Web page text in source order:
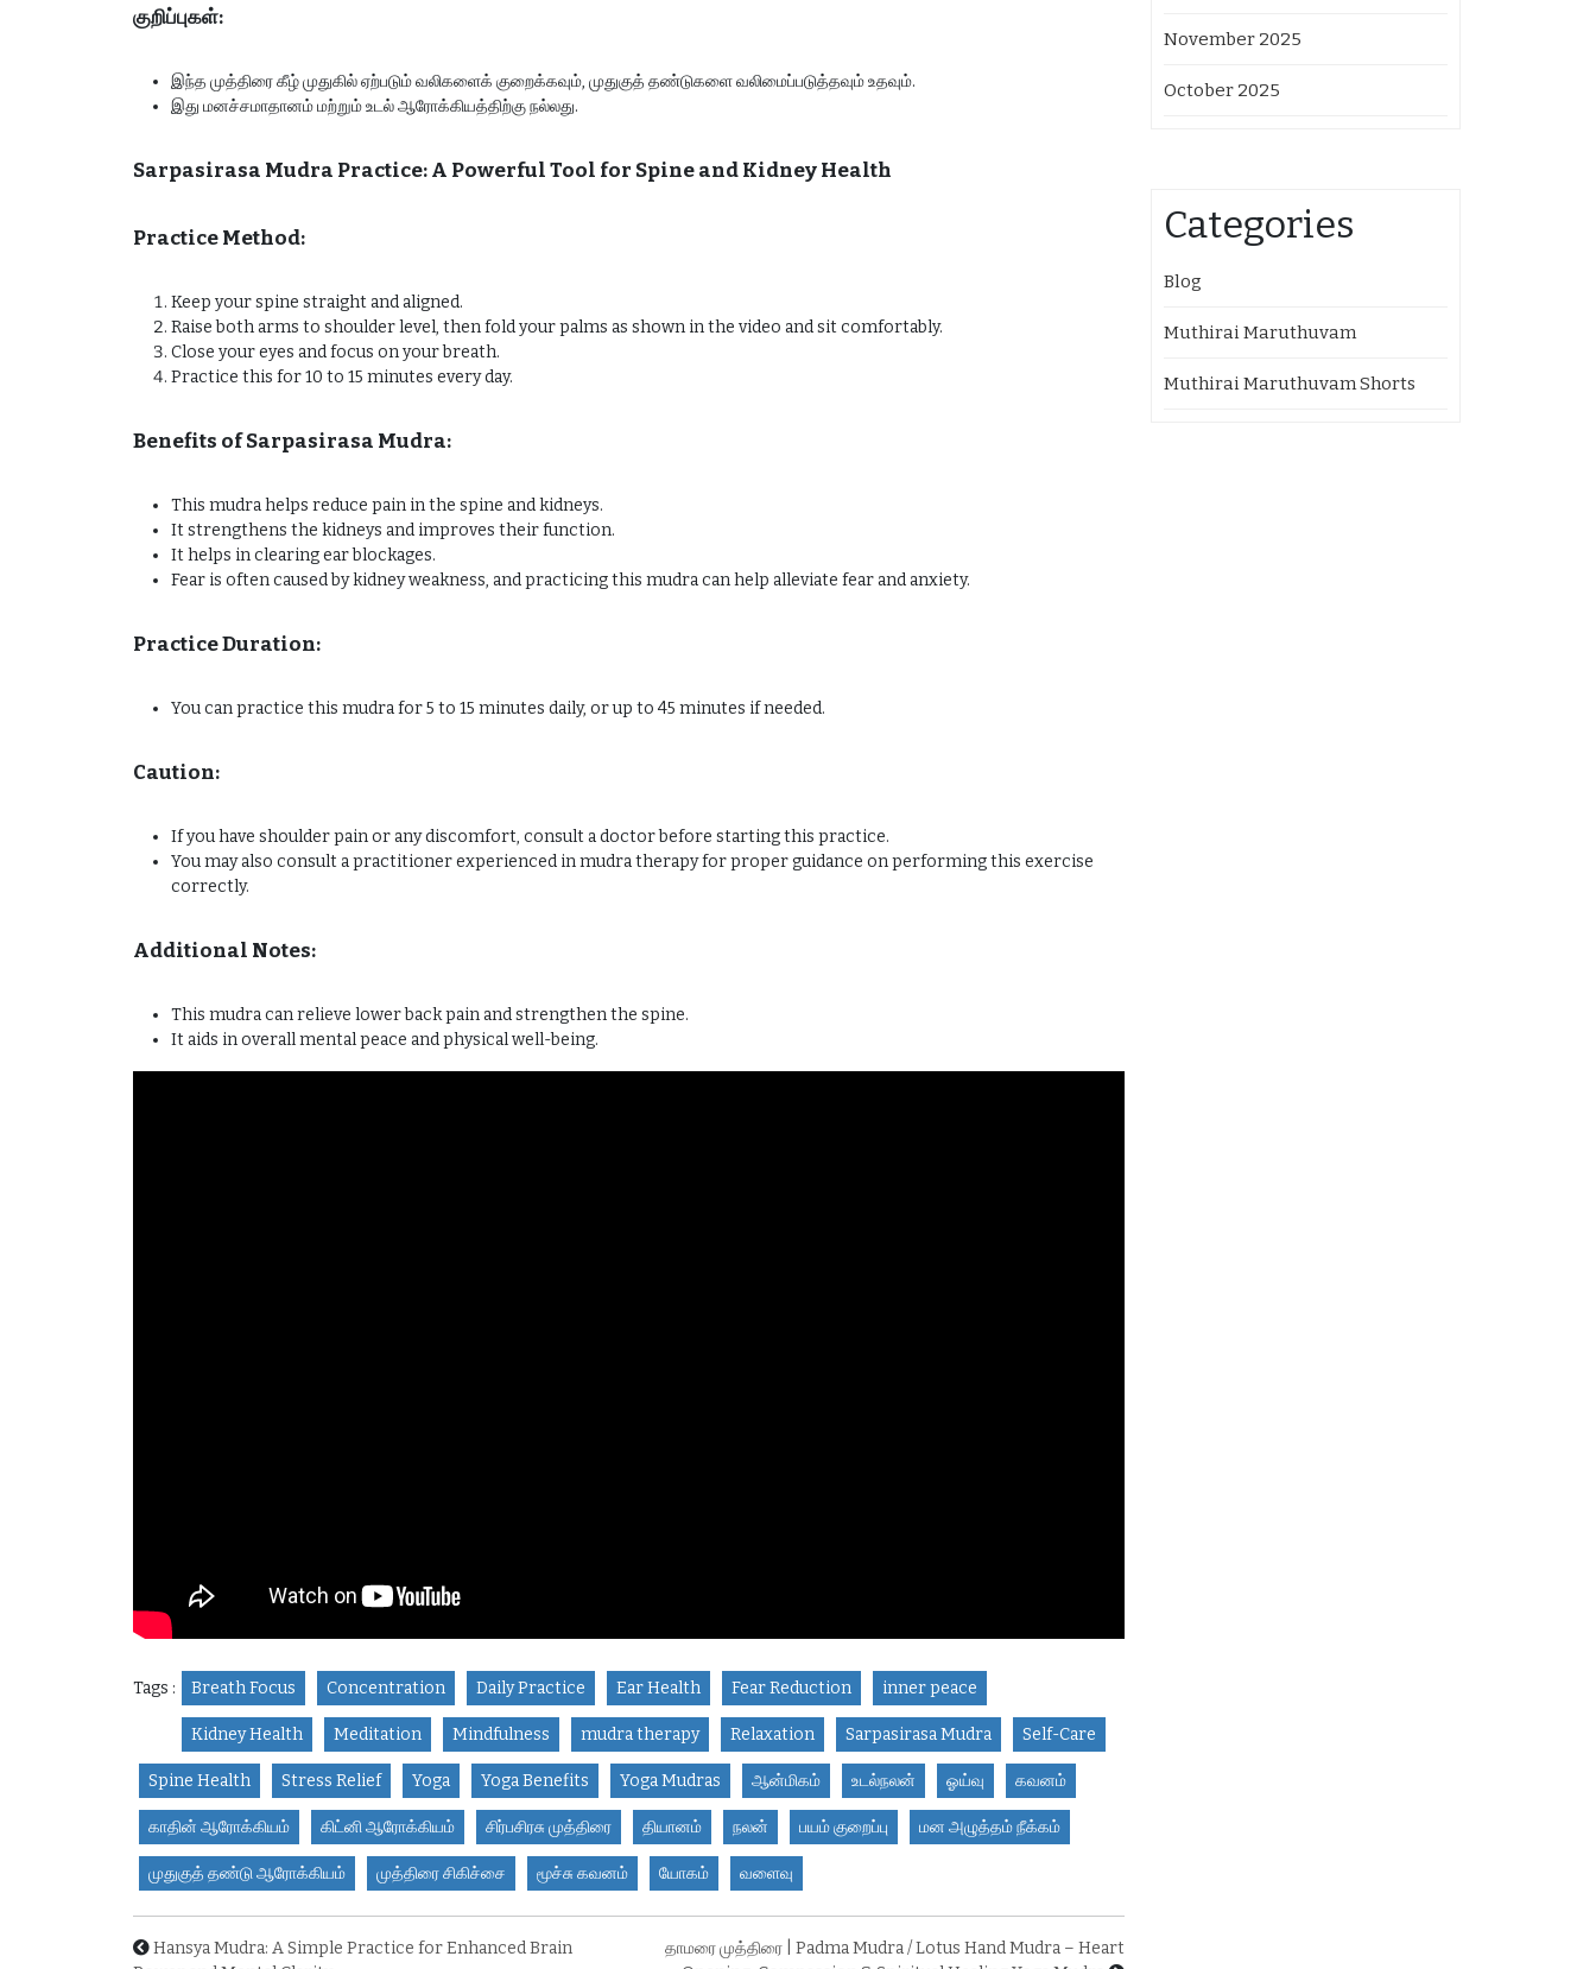
குறிப்புகள்:
இந்த முத்திரை கீழ் முதுகில் ஏற்படும் வலிகளைக் குறைக்கவும், முதுகுத் தண்டுகளை வலிமைப்படுத்தவும் உதவும்.
இது மனச்சமாதானம் மற்றும் உடல் ஆரோக்கியத்திற்கு நல்லது.
Sarpasirasa Mudra Practice: A Powerful Tool for Spine and Kidney Health
Practice Method:
Keep your spine straight and aligned.
Raise both arms to shoulder level, then fold your palms as shown in the video and sit comfortably.
Close your eyes and focus on your breath.
Practice this for 10 to 15 minutes every day.
Benefits of Sarpasirasa Mudra:
This mudra helps reduce pain in the spine and kidneys.
It strengthens the kidneys and improves their function.
It helps in clearing ear blockages.
Fear is often caused by kidney weakness, and practicing this mudra can help alleviate fear and anxiety.
Practice Duration:
You can practice this mudra for 5 to 15 minutes daily, or up to 45 minutes if needed.
Caution:
If you have shoulder pain or any discomfort, consult a doctor before starting this practice.
You may also consult a practitioner experienced in mudra therapy for proper guidance on performing this exercise
correctly.
Additional Notes:
This mudra can relieve lower back pain and strengthen the spine.
It aids in overall mental peace and physical well-being.
Tags : Breath Focus Concentration Daily Practice Ear Health Fear Reduction inner peace
Kidney Health Meditation Mindfulness mudra therapy Relaxation Sarpasirasa Mudra Self-Care
Spine Health Stress Relief Yoga Yoga Benefits Yoga Mudras ஆன்மிகம் உடல்நலன் ஓய்வு கவனம்
காதின் ஆரோக்கியம் கிட்னி ஆரோக்கியம் சிர்பசிரசு முத்திரை தியானம் நலன் பயம் குறைப்பு மன அழுத்தம் நீக்கம்
முதுகுத் தண்டு ஆரோக்கியம் முத்திரை சிகிச்சை மூச்சு கவனம் யோகம் வளைவு
Hansya Mudra: A Simple Practice for Enhanced Brain
தாமரை முத்திரை | Padma Mudra / Lotus Hand Mudra – Heart
November 2025
October 2025
Categories
Blog
Muthirai Maruthuvam
Muthirai Maruthuvam Shorts